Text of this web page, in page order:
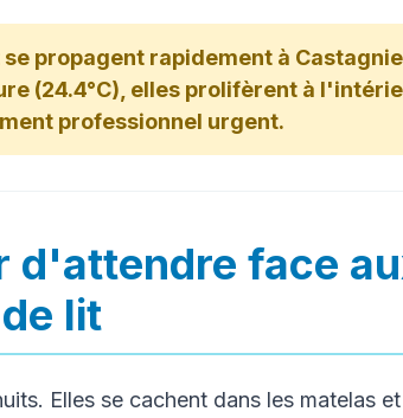
se propagent rapidement à
(24.4°C), elles prolifèrent à
professionnel urgent.
d'attendre face
lit
Elles se cachent dans les matelas